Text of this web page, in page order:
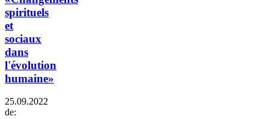
spirituels
et
sociaux
dans
l'évolution
humaine»
25.09.2022
de: